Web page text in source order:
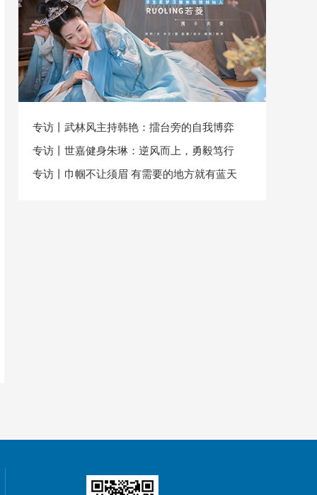
专访丨武林风主持韩艳：擂台旁的自我博弈
专访丨世嘉健身朱琳：逆风而上，勇毅笃行
专访丨巾帼不让须眉 有需要的地方就有蓝天